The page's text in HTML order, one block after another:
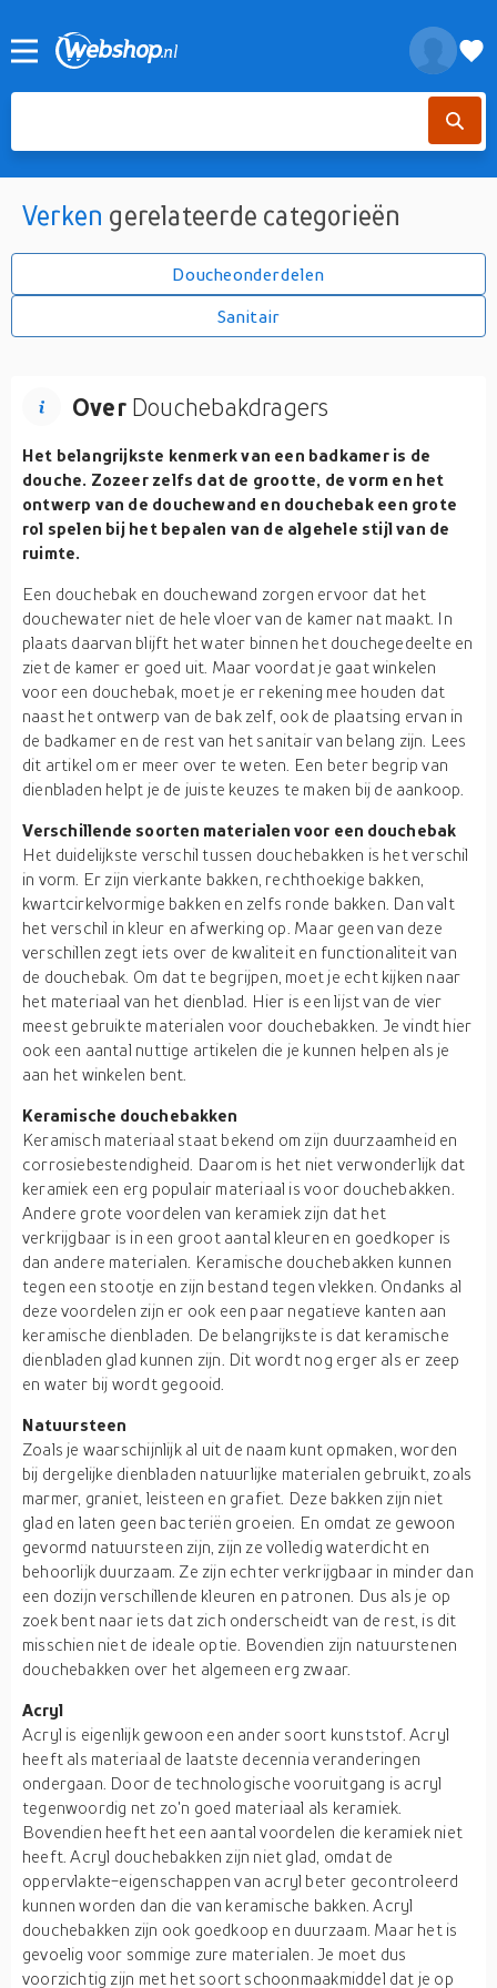
Verken gerelateerde categorieën
Doucheonderdelen
Sanitair
OverDouchebakdragers
Het belangrijkste kenmerk van een badkamer is de
douche. Zozeer zelfs dat de grootte, de vorm en het
ontwerp van de douchewand en douchebak een grote
rol spelen bij het bepalen van de algehele stijl van de
ruimte.
Een douchebak en douchewand zorgen ervoor dat het
douchewater niet de hele vloer van de kamer nat maakt. In
plaats daarvan blijft het water binnen het douchegedeelte en
ziet de kamer er goed uit. Maar voordat je gaat winkelen
voor een douchebak, moet je er rekening mee houden dat
naast het ontwerp van de bak zelf, ook de plaatsing ervan in
de badkamer en de rest van het sanitair van belang zijn. Lees
dit artikel om er meer over te weten. Een beter begrip van
dienbladen helpt je de juiste keuzes te maken bij de aankoop.
Verschillende soorten materialen voor een douchebak
Het duidelijkste verschil tussen douchebakken is het verschil
in vorm. Er zijn vierkante bakken, rechthoekige bakken,
kwartcirkelvormige bakken en zelfs ronde bakken. Dan valt
het verschil in kleur en afwerking op. Maar geen van deze
verschillen zegt iets over de kwaliteit en functionaliteit van
de douchebak. Om dat te begrijpen, moet je echt kijken naar
het materiaal van het dienblad. Hier is een lijst van de vier
meest gebruikte materialen voor douchebakken. Je vindt hier
ook een aantal nuttige artikelen die je kunnen helpen als je
aan het winkelen bent.
Keramische douchebakken
Keramisch materiaal staat bekend om zijn duurzaamheid en
corrosiebestendigheid. Daarom is het niet verwonderlijk dat
keramiek een erg populair materiaal is voor douchebakken.
Andere grote voordelen van keramiek zijn dat het
verkrijgbaar is in een groot aantal kleuren en goedkoper is
dan andere materialen. Keramische douchebakken kunnen
tegen een stootje en zijn bestand tegen vlekken. Ondanks al
deze voordelen zijn er ook een paar negatieve kanten aan
keramische dienbladen. De belangrijkste is dat keramische
dienbladen glad kunnen zijn. Dit wordt nog erger als er zeep
en water bij wordt gegooid.
Natuursteen
Zoals je waarschijnlijk al uit de naam kunt opmaken, worden
bij dergelijke dienbladen natuurlijke materialen gebruikt, zoals
marmer, graniet, leisteen en grafiet. Deze bakken zijn niet
glad en laten geen bacteriën groeien. En omdat ze gewoon
gevormd natuursteen zijn, zijn ze volledig waterdicht en
behoorlijk duurzaam. Ze zijn echter verkrijgbaar in minder dan
een dozijn verschillende kleuren en patronen. Dus als je op
zoek bent naar iets dat zich onderscheidt van de rest, is dit
misschien niet de ideale optie. Bovendien zijn natuurstenen
douchebakken over het algemeen erg zwaar.
Acryl
Acryl is eigenlijk gewoon een ander soort kunststof. Acryl
heeft als materiaal de laatste decennia veranderingen
ondergaan. Door de technologische vooruitgang is acryl
tegenwoordig net zo'n goed materiaal als keramiek.
Bovendien heeft het een aantal voordelen die keramiek niet
heeft. Acryl douchebakken zijn niet glad, omdat de
oppervlakte-eigenschappen van acryl beter gecontroleerd
kunnen worden dan die van keramische bakken. Acryl
douchebakken zijn ook goedkoop en duurzaam. Maar het is
gevoelig voor sommige zure materialen. Je moet dus
voorzichtig zijn met het soort schoonmaakmiddel dat je op